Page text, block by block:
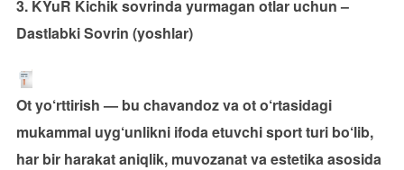
3. KYuR Kichik sovrinda yurmagan otlar uchun –
Dastlabki Sovrin (yoshlar)
Ot yo‘rttirish — bu chavandoz va ot o‘rtasidagi
mukammal uyg‘unlikni ifoda etuvchi sport turi bo‘lib,
har bir harakat aniqlik, muvozanat va estetika asosida